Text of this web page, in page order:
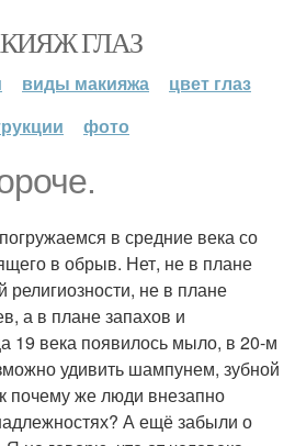
ГЛАЗ
виды макияжа
цвет глаз
фото
в средние века со
в обрыв. Нет, не в плане
религиозности, не в плане
а в плане запахов и
19 века появилось мыло, в 20-м
удивить шампунем, зубной
почему же люди внезапно
А ещё забыли о